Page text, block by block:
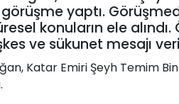
yaptı.
konuların ele
ve sükunet mesajı
Katar Emiri Şeyh Temim